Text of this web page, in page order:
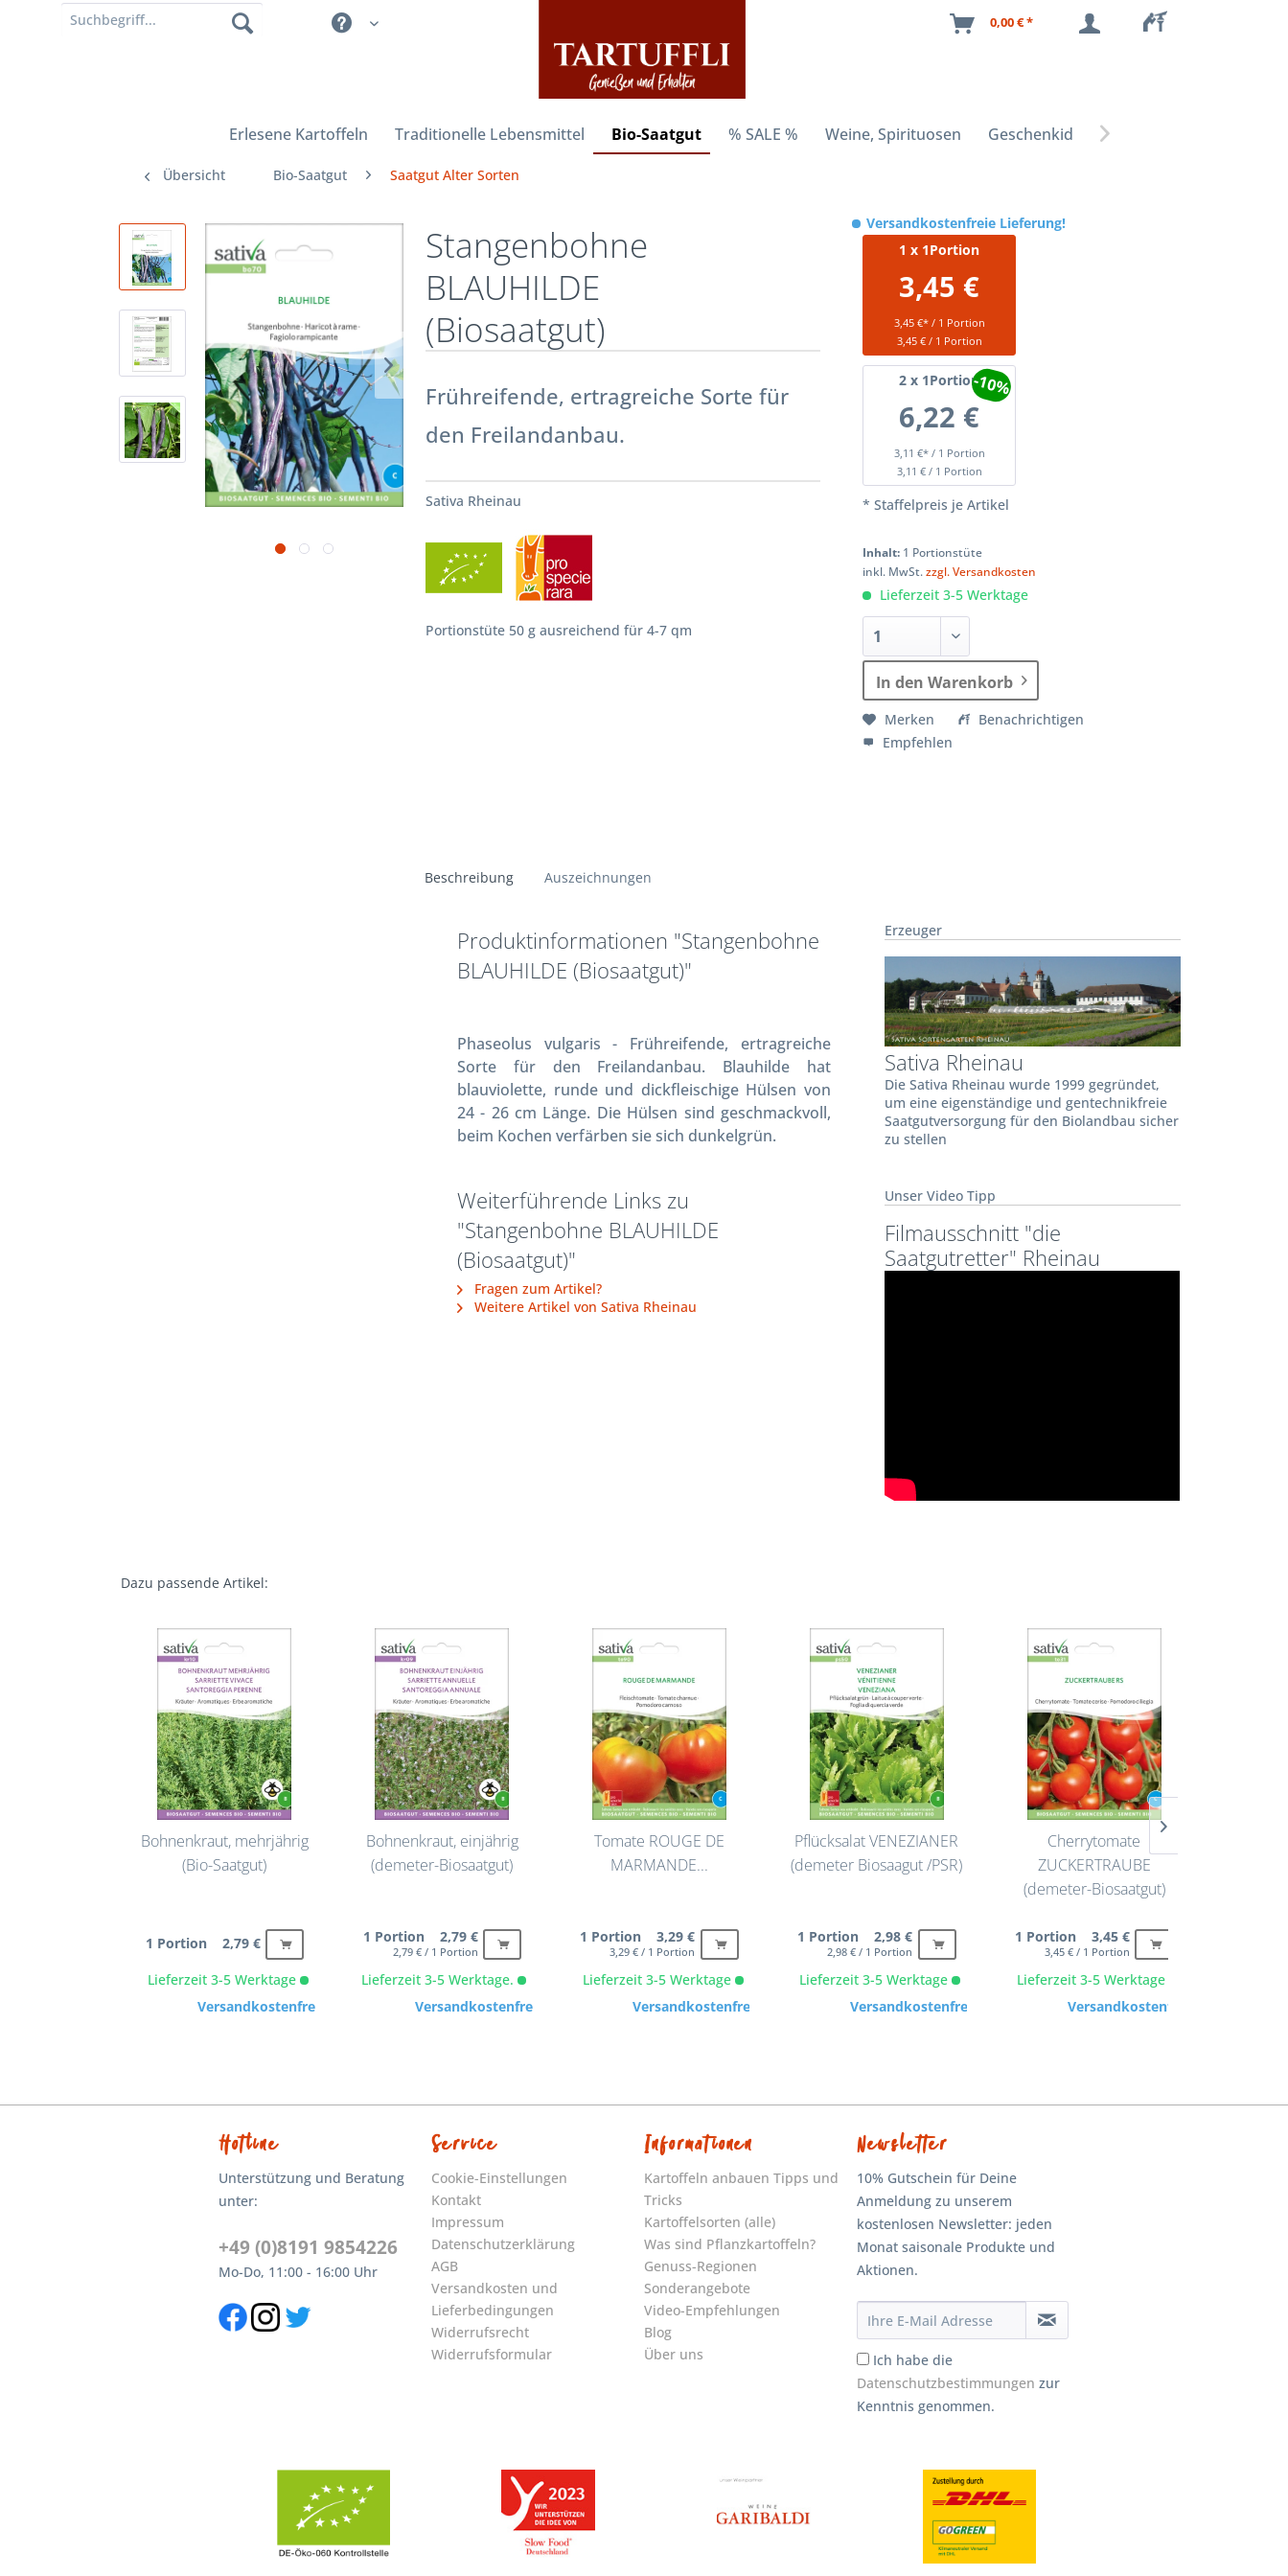
0,00 € *
Erlesene Kartoffeln Traditionelle Lebensmittel Bio-Saatgut % SALE % Weine, Spirituosen Geschenkideen
Übersicht Bio-Saatgut Saatgut Alter Sorten
Stangenbohne
BLAUHILDE
(Biosaatgut)
Frühreifende, ertragreiche Sorte für
den Freilandanbau.
Sativa Rheinau
Portionstüte 50 g ausreichend für 4-7 qm
1 x 1Portion
3,45 €
3,45 €* / 1 Portion
3,45 € / 1 Portion
2 x 1Portion
6,22 €
3,11 €* / 1 Portion
-10%
3,11 € / 1 Portion
* Staffelpreis je Artikel
Inhalt: 1 Portionstüte
inkl. MwSt.zzgl. Versandkosten
Versandkostenfreie Lieferung!
Lieferzeit 3-5 Werktage
In den Warenkorb
Merken
Benachrichtigen
Empfehlen
Beschreibung Auszeichnungen
Produktinformationen "Stangenbohne
BLAUHILDE (Biosaatgut)"
Phaseolus vulgaris - Frühreifende, ertragreiche
Sorte für den Freilandanbau. Blauhilde hat
blauviolette, runde und dickfleischige Hülsen von
24 - 26 cm Länge. Die Hülsen sind geschmackvoll,
beim Kochen verfärben sie sich dunkelgrün.
Weiterführende Links zu
"Stangenbohne BLAUHILDE
(Biosaatgut)"
Fragen zum Artikel?
Weitere Artikel von Sativa Rheinau
Erzeuger
Sativa Rheinau
Die Sativa Rheinau wurde 1999 gegründet,
um eine eigenständige und gentechnikfreie
Saatgutversorgung für den Biolandbau sicher
zu stellen
Unser Video Tipp
Filmausschnitt "die
Saatgutretter" Rheinau
Dazu passende Artikel:
Bohnenkraut, mehrjährig
(Bio-Saatgut)
Versandkostenfrei
Lieferzeit 3-5 Werktage
1 Portion 2,79 €
Bohnenkraut, einjährig
(demeter-Biosaatgut)
Versandkostenfrei
Lieferzeit 3-5 Werktage.
1 Portion 2,79 €
2,79 € / 1 Portion
Tomate ROUGE DE
MARMANDE...
Versandkostenfrei
Lieferzeit 3-5 Werktage
1 Portion 3,29 €
3,29 € / 1 Portion
Pflücksalat VENEZIANER
(demeter Biosaagut /PSR)
Versandkostenfrei
Lieferzeit 3-5 Werktage
1 Portion 2,98 €
2,98 € / 1 Portion
Cherrytomate
ZUCKERTRAUBE
(demeter-Biosaatgut)
Versandkostenfrei
Lieferzeit 3-5 Werktage
1 Portion 3,45 €
3,45 € / 1 Portion
Hotline
Unterstützung und Beratung
unter:
+49 (0)8191 9854226
Mo-Do, 11:00 - 16:00 Uhr
Service
Cookie-Einstellungen
Kontakt
Impressum
Datenschutzerklärung
AGB
Versandkosten und
Lieferbedingungen
Widerrufsrecht
Widerrufsformular
Informationen
Kartoffeln anbauen Tipps und
Tricks
Kartoffelsorten (alle)
Was sind Pflanzkartoffeln?
Genuss-Regionen
Sonderangebote
Video-Empfehlungen
Blog
Über uns
Newsletter
10% Gutschein für Deine
Anmeldung zu unserem
kostenlosen Newsletter: jeden
Monat saisonale Produkte und
Aktionen.
Ich habe die
Datenschutzbestimmungen zur
Kenntnis genommen.